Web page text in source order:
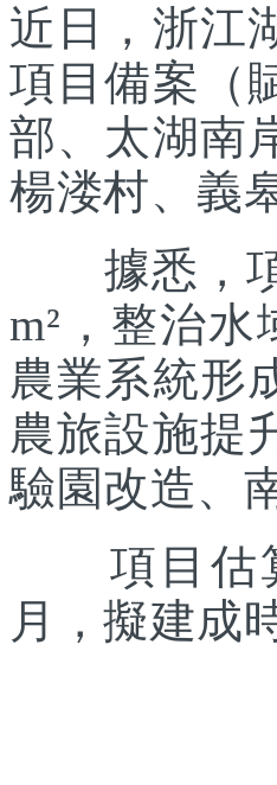
近日，浙江
項目備案（
部、太湖南
楊溇村、義
據悉，項
m²，整治
農業系統形
農旅設施提
驗園改造、
項目估算
月，擬建成